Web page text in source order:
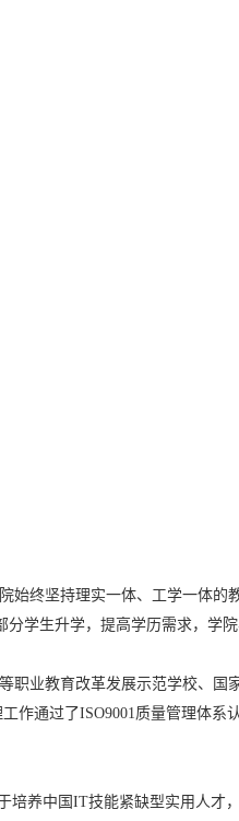
终坚持理实一体、工学一体的
学生升学，提高学历需求，学
业教育改革发展示范学校、国
通过了ISO9001质量管理体系认
养中国IT技能紧缺型实用人才